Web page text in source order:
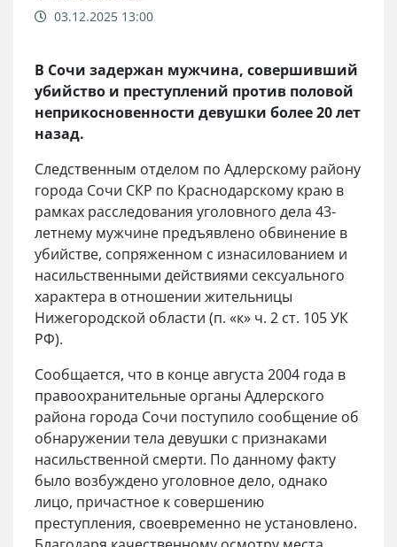
03.12.2025 13:00
В Сочи задержан мужчина, совершивший
убийство и преступлений против половой
неприкосновенности девушки более 20 лет
назад.
Следственным отделом по Адлерскому району
города Сочи СКР по Краснодарскому краю в
рамках расследования уголовного дела 43-
летнему мужчине предъявлено обвинение в
убийстве, сопряженном с изнасилованием и
насильственными действиями сексуального
характера в отношении жительницы
Нижегородской области (п. «к» ч. 2 ст. 105 УК
РФ).
Сообщается, что в конце августа 2004 года в
правоохранительные органы Адлерского
района города Сочи поступило сообщение об
обнаружении тела девушки с признаками
насильственной смерти. По данному факту
было возбуждено уголовное дело, однако
лицо, причастное к совершению
преступления, своевременно не установлено.